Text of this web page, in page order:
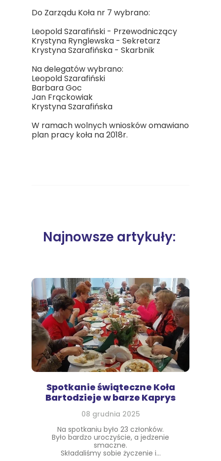
Najnowsze artykuły:
Spotkanie świąteczne Koła
Bartodzieje w barze Kaprys
08 grudnia 2025
Na spotkaniu było 23 członków.
Było bardzo uroczyście, a jedzenie
smaczne.
Składaliśmy sobie życzenie i...
Do Zarządu Koła nr 7 wybrano:
Leopold Szarafiński - Przewodniczący
Krystyna Rynglewska - Sekretarz
Krystyna Szarafińska - Skarbnik
Na delegatów wybrano:
Leopold Szarafiński
Barbara Goc
Jan Frąckowiak
Krystyna Szarafińska
W ramach wolnych wniosków omawiano
plan pracy koła na 2018r.